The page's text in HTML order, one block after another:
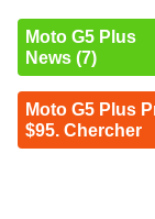
Moto G5 Plus
News (7)
Moto G5 Plus
$95. Chercher